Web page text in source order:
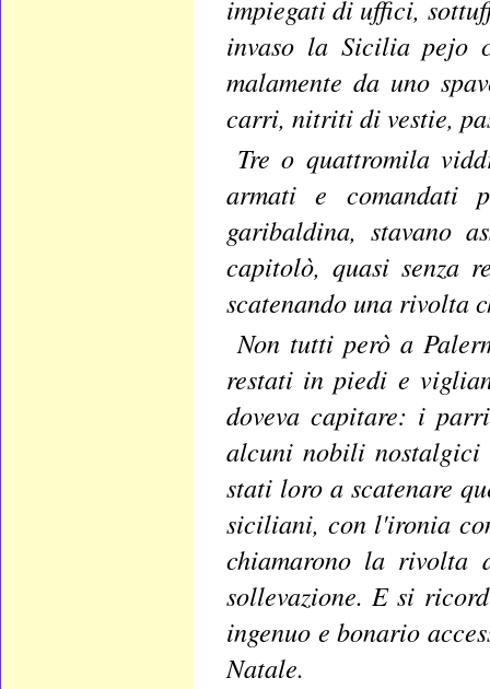
impiegati di uffici,
invaso la Sicilia pejo
malamente da uno
carri, nitriti di vestie,
Tre o quattromila
armati e comandati
garibaldina, stavano
capitolò, quasi senza
scatenando una rivolta
Non tutti però a
restati in piedi e
doveva capitare: i
alcuni nobili
stati loro a scatenare
siciliani, con l'ironia
chiamarono la rivolta
sollevazione. E si
ingenuo e bonario
Natale.